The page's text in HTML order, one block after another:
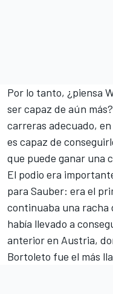
Por lo tanto, ¿piensa
ser capaz de aún
carreras adecuado,
es capaz de
que puede ganar una
El podio era
para Sauber: era el
continuaba una racha
había llevado a
anterior en Austria,
Bortoleto fue el más